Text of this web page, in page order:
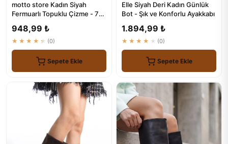
motto store Kadın Siyah
Fermuarlı Topuklu Çizme - 7
948,99 ₺
★★★★★ (0)
Sepete Ekle
Elle Siyah Deri Kadın Günlük
Bot - Şık ve Konforlu Ayakkabı
1.894,99 ₺
★★★★★ (0)
Sepete Ekle